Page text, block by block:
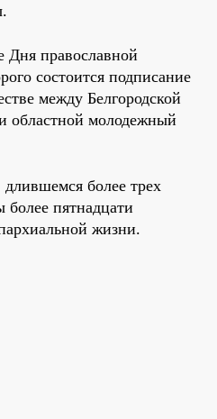
Дня православной
состоится подписание
между Белгородской
областной молодежный
более трех
более пятнадцати
жизни.